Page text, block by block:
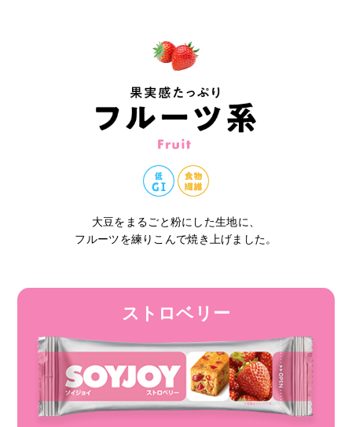
大豆をまるごと粉にした生地に、
フルーツを練りこんで焼き上げました。
ストロベリー